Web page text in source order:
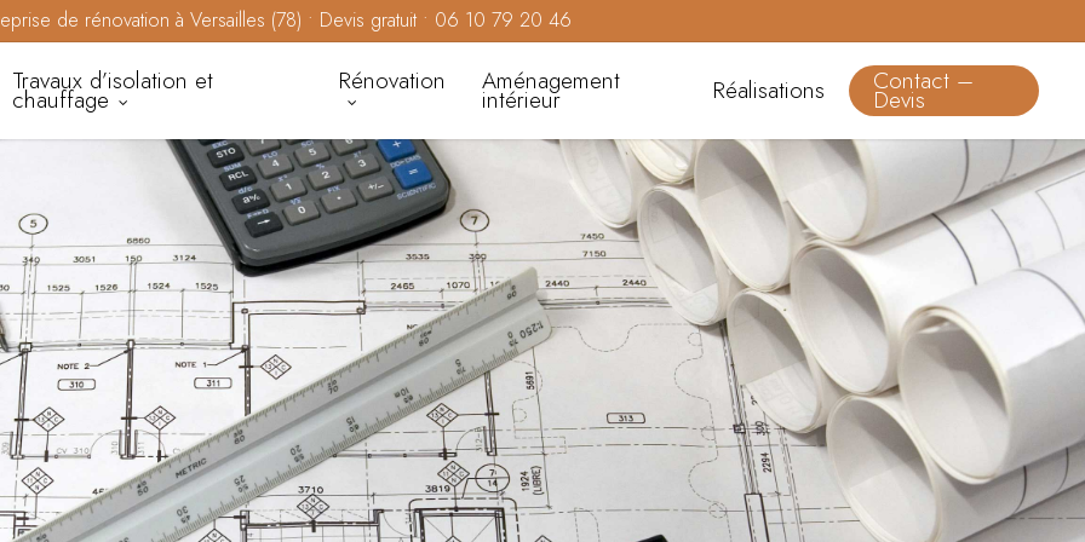
de rénovation à Versailles (78) • Devis gratuit • 06 10 79 20 46
Travaux d’isolation et
chauffage
Rénovation Aménagement
intérieur Réalisations Contact –
Devis